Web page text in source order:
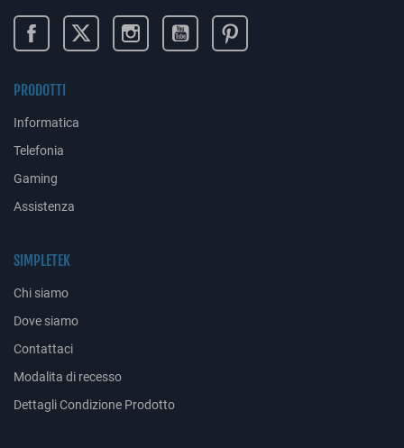
PRODOTTI
Informatica
Telefonia
Gaming
Assistenza
SIMPLETEK
Chi siamo
Dove siamo
Contattaci
Modalita di recesso
Dettagli Condizione Prodotto